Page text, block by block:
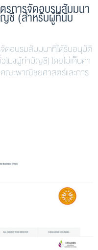
รการจัดอบรมสัมมนา
ชี (สำหรับผู้ที่นับ
ดอบรมสัมมนาที่ได้รับอนุมัติ
มงผู้ทำบัญชี) โดยไม่เก็บค่า
ณะพาณิชยศาสตร์และการ